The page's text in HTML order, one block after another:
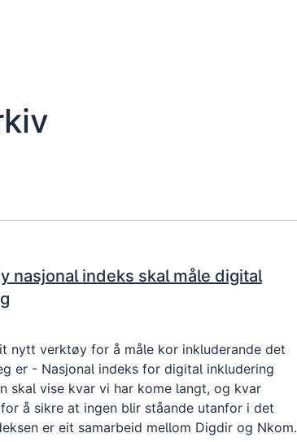
nasjonal indeks skal måle digital
nytt verktøy for å måle kor inkluderande det
er - Nasjonal indeks for digital inkludering
skal vise kvar vi har kome langt, og kvar
å sikre at ingen blir ståande utanfor i det
er eit samarbeid mellom Digdir og Nkom.